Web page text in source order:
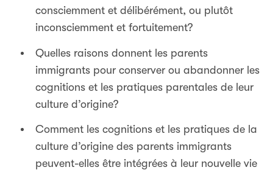
consciemment et délibérément, ou plutôt
inconsciemment et fortuitement?
Quelles raisons donnent les parents
immigrants pour conserver ou abandonner les
cognitions et les pratiques parentales de leur
culture d’origine?
Comment les cognitions et les pratiques de la
culture d’origine des parents immigrants
peuvent-elles être intégrées à leur nouvelle vie